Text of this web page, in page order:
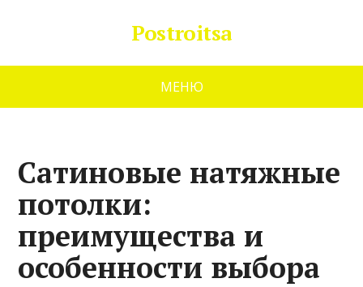
Postroitsa
МЕНЮ
Сатиновые натяжные
потолки:
преимущества и
особенности выбора